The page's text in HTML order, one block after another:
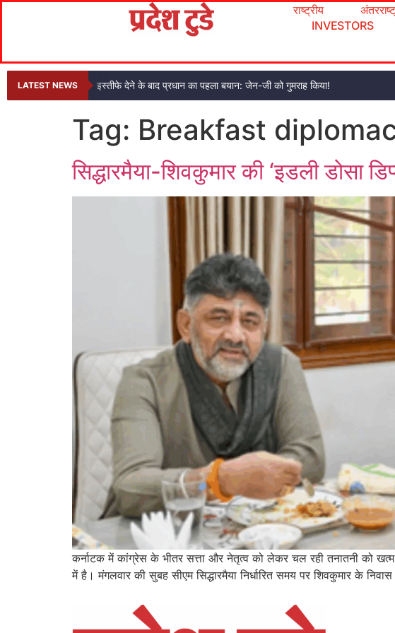
राष्ट्रीय
INVESTORS
LATEST NEWS इस्तीफे देने के बाद प्रधान का पहला बयान: जेन-जी को गुमराह किया!
Tag: Breakfast
सिद्धारमैया-शिवकुमार की ‘इडली डोसा
कर्नाटक में कांग्रेस के भीतर सत्ता और नेतृत्व को लेकर चल रही तनातनी को खत्म
में है। मंगलवार की सुबह सीएम सिद्धारमैया निर्धारित समय पर शिवकुमार के